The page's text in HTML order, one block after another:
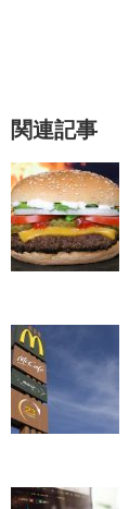
関連記事